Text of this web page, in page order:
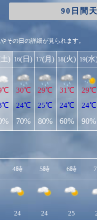
90日間
その日の詳細が見られます。
) 16(日)
30℃
24℃
70%
17(月)
29℃
25℃
80%
18(火)
31℃
24℃
60%
19(水
29℃
24℃
90%
4時 5時 6時
24 24 25